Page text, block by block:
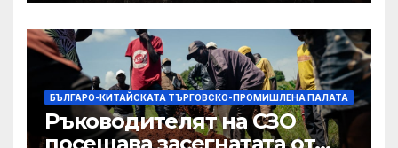
БЪЛГАРО-КИТАЙСКАТА ТЪРГОВСКО-ПРОМИШЛЕНА ПАЛАТА
Ръководителят на СЗО
посещава засегнатата от